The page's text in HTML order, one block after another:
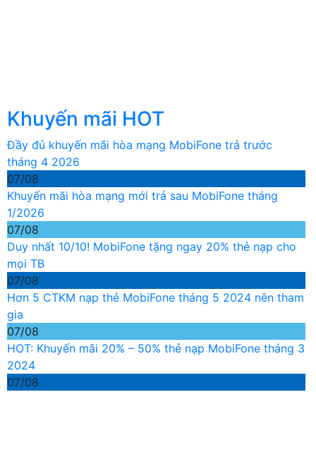
Khuyến mãi HOT
Đầy đủ khuyến mãi hòa mạng MobiFone trả trước
tháng 4 2026
07/08
Khuyến mãi hòa mạng mới trả sau MobiFone tháng
1/2026
07/08
Duy nhất 10/10! MobiFone tặng ngay 20% thẻ nạp cho
mọi TB
07/08
Hơn 5 CTKM nạp thẻ MobiFone tháng 5 2024 nên tham
gia
07/08
HOT: Khuyến mãi 20% – 50% thẻ nạp MobiFone tháng 3
2024
07/08